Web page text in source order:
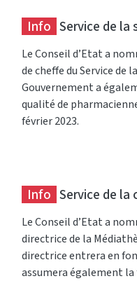
Info Service de la
Le Conseil d’Etat a
de cheffe du Service de
Gouvernement a
qualité de
février 2023.
Info Service de la
Le Conseil d’Etat a
directrice de la
directrice entrera en
assumera également